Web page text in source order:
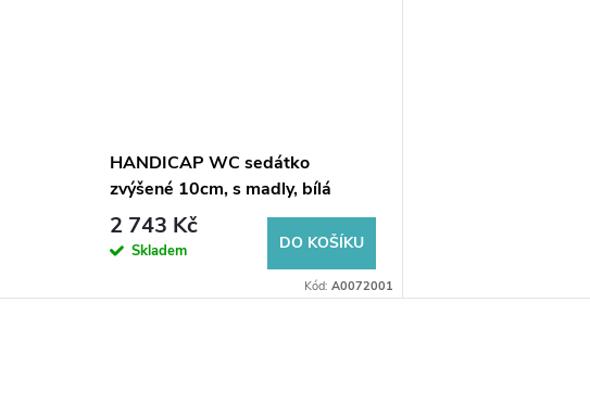
HANDICAP WC sedátko
zvýšené 10cm, s madly, bílá
2 743 Kč
Skladem DO KOŠÍKU
Kód: A0072001